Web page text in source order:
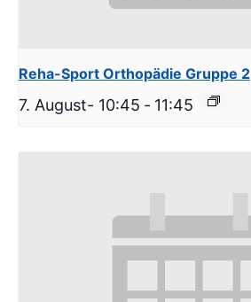
Reha-Sport Orthopädie Gruppe 2
7. August- 10:45 - 11:45